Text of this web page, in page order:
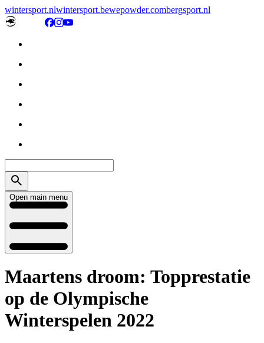
wintersport.nlwintersport.bewepowder.combergsport.nl
Open main menu
Maartens droom: Topprestatie
op de Olympische
Winterspelen 2022